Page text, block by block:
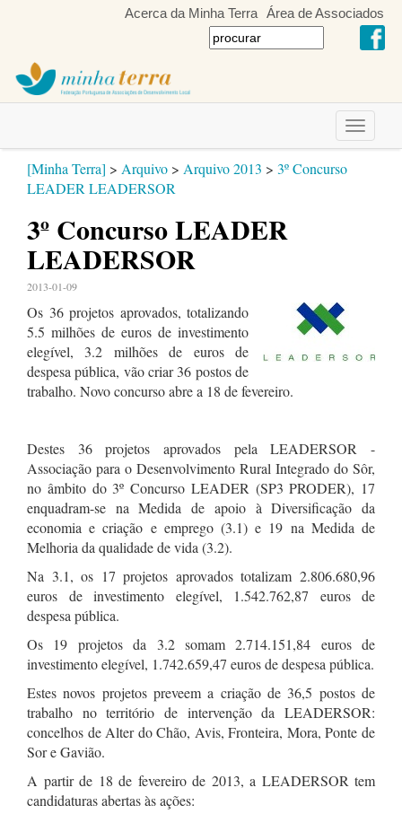
Acerca da Minha Terra Área de Associados
Toggle
[Minha Terra] > Arquivo > Arquivo 2013 > 3º Concurso
LEADER LEADERSOR
3º Concurso LEADER
LEADERSOR
2013-01-09
Os 36 projetos aprovados, totalizando
5.5 milhões de euros de investimento
elegível, 3.2 milhões de euros de
despesa pública, vão criar 36 postos de
trabalho. Novo concurso abre a 18 de fevereiro.
Destes 36 projetos aprovados pela LEADERSOR -
Associação para o Desenvolvimento Rural Integrado do Sôr,
no âmbito do 3º Concurso LEADER (SP3 PRODER), 17
enquadram-se na Medida de apoio à Diversificação da
economia e criação e emprego (3.1) e 19 na Medida de
Melhoria da qualidade de vida (3.2).
Na 3.1, os 17 projetos aprovados totalizam 2.806.680,96
euros de investimento elegível, 1.542.762,87 euros de
despesa pública.
Os 19 projetos da 3.2 somam 2.714.151,84 euros de
investimento elegível, 1.742.659,47 euros de despesa pública.
Estes novos projetos preveem a criação de 36,5 postos de
trabalho no território de intervenção da LEADERSOR:
concelhos de Alter do Chão, Avis, Fronteira, Mora, Ponte de
Sor e Gavião.
A partir de 18 de fevereiro de 2013, a LEADERSOR tem
candidaturas abertas às ações: